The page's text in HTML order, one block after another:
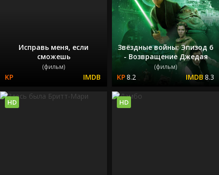
Исправь меня, если
сможешь
(фильм)
Звёздные войны: Эпизод 6
- Возвращение Джедая
(фильм)
8.2 8.3
HD HD